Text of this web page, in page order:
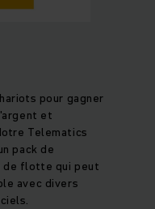
pour gagner
et
Telematics
pack de
de flotte qui peut
avec divers